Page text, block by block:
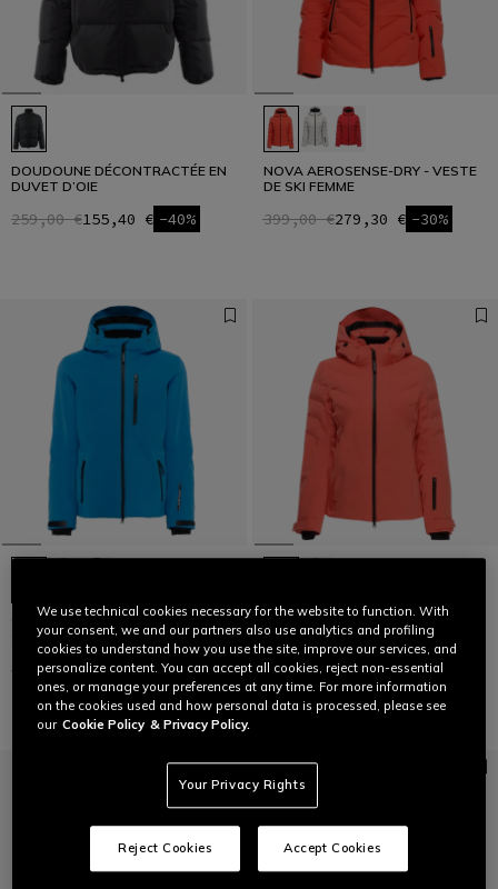
DOUDOUNE DÉCONTRACTÉE EN
DUVET D’OIE
259,00 €155,40 € -40%
NOVA AEROSENSE-DRY - VESTE
DE SKI FEMME
399,00 €279,30 € -30%
SPEED DEMON LAB - VESTE DE
SKI HOMME
549,00 €384,30 € -30%
ZIVES AEROSENSE-DRY - VESTE
REMBOURRÉE FEMME
499,00 €349,30 € -30%
We use technical cookies necessary for the website to function. With
your consent, we and our partners also use analytics and profiling
cookies to understand how you use the site, improve our services, and
personalize content. You can accept all cookies, reject non-essential
ones, or manage your preferences at any time. For more information
on the cookies used and how personal data is processed, please see
our Cookie Policy & Privacy Policy.
Your Privacy Rights
Reject Cookies Accept Cookies